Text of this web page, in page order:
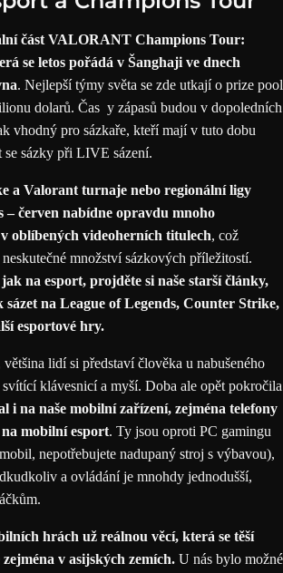
část VALORANT Champions Tour:
se letos pořádá v Šanghaji ve dnech
. Nejlepší týmy světa se zde utkají o prize pool
dolarů. Čas y zápasů budou v dopoledních
vhodný pro sázkaře, kteří mají v tuto dobu
sázky při LIVE sázení.
a Valorant turnaje nebo regionální ligy
– červen nabídne opravdu mnoho
oblíbených videoherních titulech, což
množství sázkových příležitostí.
na esport, projděte si naše starší články,
na League of Legends, Counter Strike,
esportové hry.
většina lidí si představí člověka u nabušeného
svítící klávesnicí a myší. Doba ale opět pokročila
i na naše mobilní zařízení, zejména telefony
na mobilní esport. Ty jsou oproti PC gamingu
nepotřebujete nadupaný stroj s výbavou),
a ovládání je mnohdy jednodušší,
hrách už reálnou věcí, která se těší
v asijských zemích. U nás bylo možné